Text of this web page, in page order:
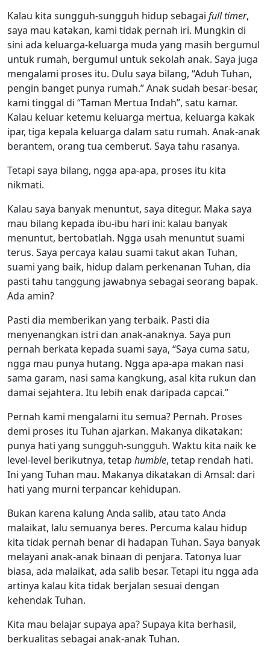
Kalau kita sungguh-sungguh hidup sebagai full timer,
saya mau katakan, kami tidak pernah iri. Mungkin di
sini ada keluarga-keluarga muda yang masih bergumul
untuk rumah, bergumul untuk sekolah anak. Saya juga
mengalami proses itu. Dulu saya bilang, “Aduh Tuhan,
pengin banget punya rumah.” Anak sudah besar-besar,
kami tinggal di “Taman Mertua Indah”, satu kamar.
Kalau keluar ketemu keluarga mertua, keluarga kakak
ipar, tiga kepala keluarga dalam satu rumah. Anak-anak
berantem, orang tua cemberut. Saya tahu rasanya.
Tetapi saya bilang, ngga apa-apa, proses itu kita
nikmati.
Kalau saya banyak menuntut, saya ditegur. Maka saya
mau bilang kepada ibu-ibu hari ini: kalau banyak
menuntut, bertobatlah. Ngga usah menuntut suami
terus. Saya percaya kalau suami takut akan Tuhan,
suami yang baik, hidup dalam perkenanan Tuhan, dia
pasti tahu tanggung jawabnya sebagai seorang bapak.
Ada amin?
Pasti dia memberikan yang terbaik. Pasti dia
menyenangkan istri dan anak-anaknya. Saya pun
pernah berkata kepada suami saya, “Saya cuma satu,
ngga mau punya hutang. Ngga apa-apa makan nasi
sama garam, nasi sama kangkung, asal kita rukun dan
damai sejahtera. Itu lebih enak daripada capcai.”
Pernah kami mengalami itu semua? Pernah. Proses
demi proses itu Tuhan ajarkan. Makanya dikatakan:
punya hati yang sungguh-sungguh. Waktu kita naik ke
level-level berikutnya, tetap humble, tetap rendah hati.
Ini yang Tuhan mau. Makanya dikatakan di Amsal: dari
hati yang murni terpancar kehidupan.
Bukan karena kalung Anda salib, atau tato Anda
malaikat, lalu semuanya beres. Percuma kalau hidup
kita tidak pernah benar di hadapan Tuhan. Saya banyak
melayani anak-anak binaan di penjara. Tatonya luar
biasa, ada malaikat, ada salib besar. Tetapi itu ngga ada
artinya kalau kita tidak berjalan sesuai dengan
kehendak Tuhan.
Kita mau belajar supaya apa? Supaya kita berhasil,
berkualitas sebagai anak-anak Tuhan.